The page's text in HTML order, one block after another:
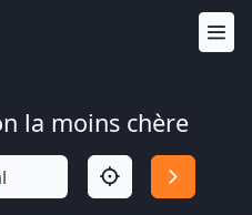
la moins chère